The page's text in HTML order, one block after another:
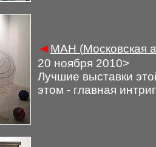
◄ МАН (Московская
20 ноября 2010>
Лучшие выставки
этом - главная